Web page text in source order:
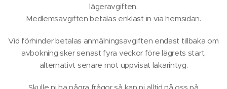
lägeravgiften.
Medlemsavgiften betalas enklast in via hemsidan.
Vid förhinder betalas anmälningsavgiften endast tillbaka om
avbokning sker senast fyra veckor före lägrets start,
alternativt senare mot uppvisat läkarintyg.